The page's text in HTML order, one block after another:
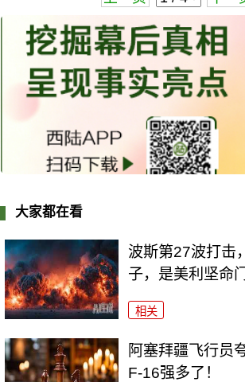
大家都在看
波斯第27波打击
子，是美利坚命门
相关
阿塞拜疆飞行员
F-16强多了！